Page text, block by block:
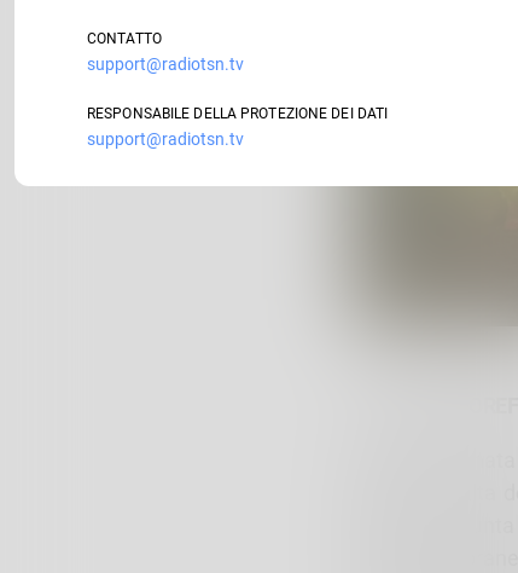
27° TROFEO
Settima
nella zona alta
Metior, la
posto
CONTATTO
support@radiotsn.tv
RESPONSABILE DELLA PROTEZIONE DEI DATI
support@radiotsn.tv